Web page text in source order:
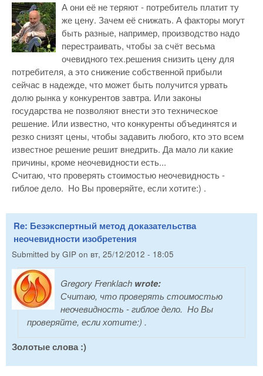
А они её не теряют - потребитель платит ту
же цену. Зачем её снижать. А факторы могут
быть разные, например, производство надо
перестраивать, чтобы за счёт весьма
очевидного тех.решения снизить цену для
потребителя, а это снижение собственной прибыли
сейчас в надежде, что может быть получится урвать
долю рынка у конкурентов завтра. Или законы
государства не позволяют внести это техническое
решение. Или известно, что конкуренты объединятся и
резко снизят цены, чтобы задавить любого, кто это всем
известное решение решит внедрить. Да мало ли какие
причины, кроме неочевидности есть...
Считаю, что проверять стоимостью неочевидность -
гиблое дело. Но Вы проверяйте, если хотите:) .
Re: Безэкспертный метод доказательства
неочевидности изобретения
Submitted by GIP on вт, 25/12/2012 - 18:05
Gregory Frenklach wrote:
Считаю, что проверять стоимостью
неочевидность - гиблое дело. Но Вы
проверяйте, если хотите:) .
Золотые слова :)